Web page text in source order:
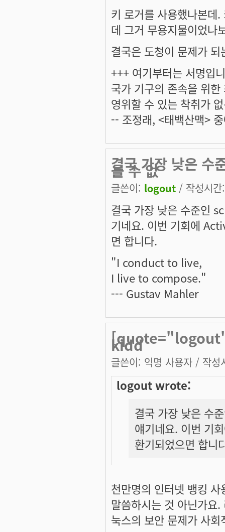
키 로거를 사용했나본데
데 그거 무용지물이었나
결국은 도청이 문제가 되
+++ 여기부터는 서명입
국가 기구의 존속을 위
영위할 수 있는 착취가
-- 조정래, <태백산맥>
결국 가장 낮은
을 수 없
글쓴이: logout / 작성시
결국 가장 낮은 수준인
기네요. 이번 기회에
면 합니다.
"I conduct to live,
I live to compose."
--- Gustav Mahler
kidd
글쓴이: 익명 사용자 / 작성
logout wrote:
결국 가장 낮은 수
얘기네요. 이번 기
환기되었으면 합니
천만명의 인터넷 뱅킹
말씀하시는 것 아닌가요
눅스의 보안 문제가 사